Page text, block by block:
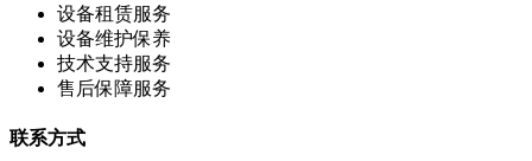
设备租赁服务
设备维护保养
技术支持服务
售后保障服务
联系方式